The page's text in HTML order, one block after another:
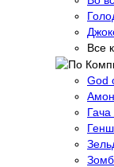
Все
God